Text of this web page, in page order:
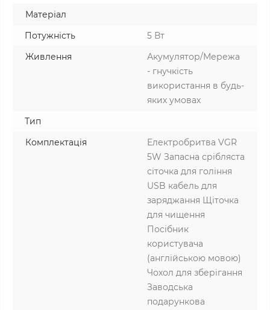
Матеріал
Потужність
5 Вт
Живлення
Акумулятор/Мережа
- гнучкість
використання в будь-
яких умовах
Тип
Комплектація
Електробритва VGR
5W Запасна срібляста
сіточка для гоління
USB кабель для
заряджання Щіточка
для чищення
Посібник
користувача
(англійською мовою)
Чохол для зберігання
Заводська
подарункова